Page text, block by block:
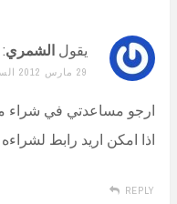
يقول الشمري:
29 مارس 2012 الساعة 9:54 ص
ارجو مساعدتي في شراء
اذا امكن اريد رابط
REPLY